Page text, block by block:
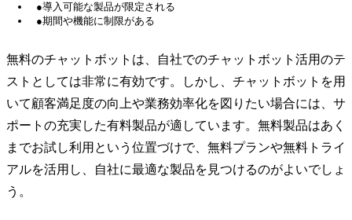
●導入可能な製品が限定される
●期間や機能に制限がある
無料のチャットボットは、自社でのチャットボット活用のテ
ストとしては非常に有効です。しかし、チャットボットを用
いて顧客満足度の向上や業務効率化を図りたい場合には、サ
ポートの充実した有料製品が適しています。無料製品はあく
までお試し利用という位置づけで、無料プランや無料トライ
アルを活用し、自社に最適な製品を見つけるのがよいでしょ
う。